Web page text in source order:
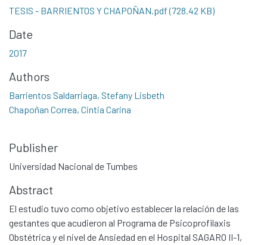
TESIS - BARRIENTOS Y CHAPOÑAN.pdf(728.42 KB)
Date
2017
Authors
Barrientos Saldarriaga, Stefany Lisbeth
Chapoñan Correa, Cintia Carina
Publisher
Universidad Nacional de Tumbes
Abstract
El estudio tuvo como objetivo establecer la relación de las
gestantes que acudieron al Programa de Psicoprofilaxis
Obstétrica y el nivel de Ansiedad en el Hospital SAGARO II-1,